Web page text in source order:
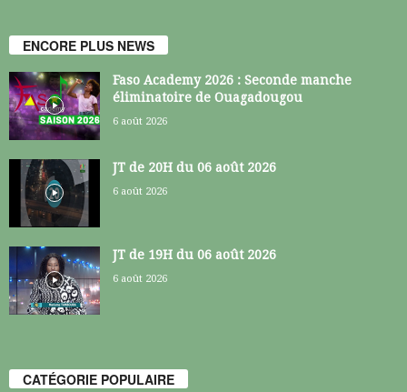
ENCORE PLUS NEWS
Faso Academy 2026 : Seconde manche
éliminatoire de Ouagadougou
6 août 2026
JT de 20H du 06 août 2026
6 août 2026
JT de 19H du 06 août 2026
6 août 2026
CATÉGORIE POPULAIRE